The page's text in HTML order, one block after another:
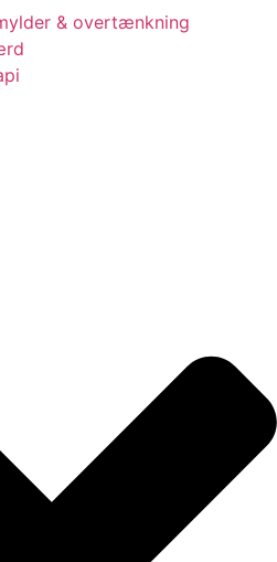
& overtænkning